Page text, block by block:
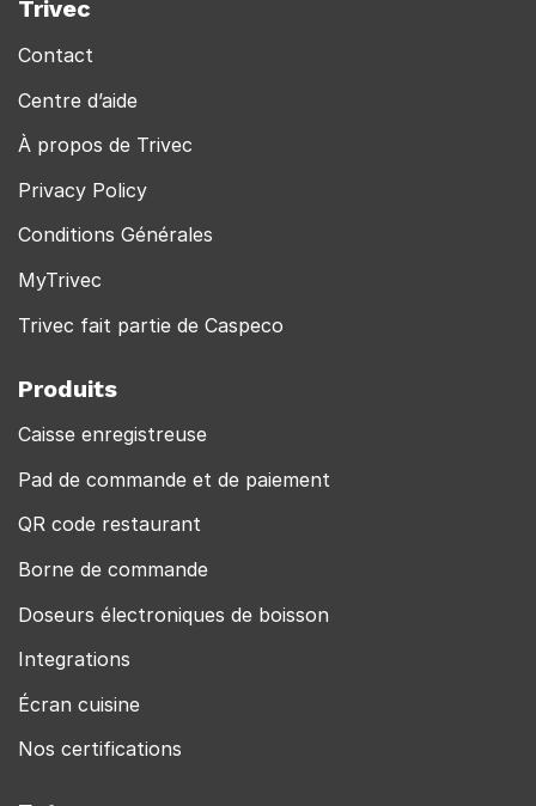
Trivec
Contact
Centre d’aide
À propos de Trivec
Privacy Policy
Conditions Générales
MyTrivec
Trivec fait partie de Caspeco
Produits
Caisse enregistreuse
Pad de commande et de paiement
QR code restaurant
Borne de commande
Doseurs électroniques de boisson
Integrations
Écran cuisine
Nos certifications